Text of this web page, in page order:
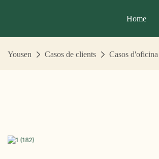
Home
Yousen Casos de clients Casos d'oficina